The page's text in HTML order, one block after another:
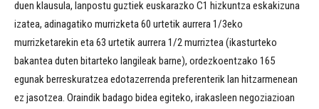
duen klausula, lanpostu guztiek euskarazko C1 hizkuntza eskakizuna
izatea, adinagatiko murrizketa 60 urtetik aurrera 1/3eko
murrizketarekin eta 63 urtetik aurrera 1/2 murriztea (ikasturteko
bakantea duten bitarteko langileak barne), ordezkoentzako 165
egunak berreskuratzea edotazerrenda preferenterik lan hitzarmenean
ez jasotzea. Oraindik badago bidea egiteko, irakasleen negoziazioan